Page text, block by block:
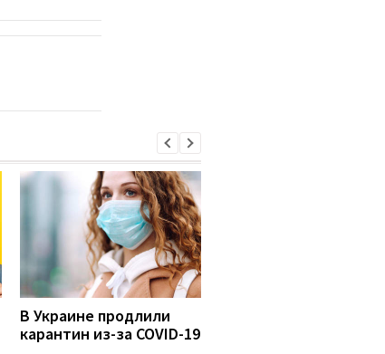
В Украине продлили
карантин из-за COVID-19